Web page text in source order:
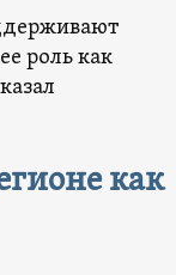
роль как
как